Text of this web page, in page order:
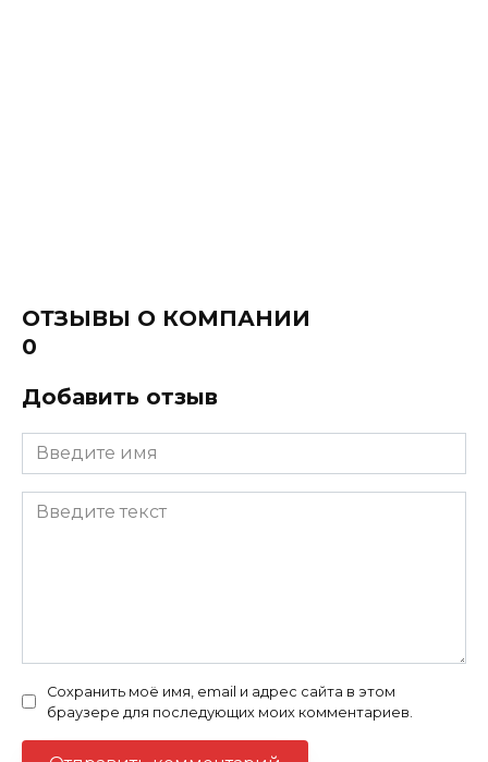
ОТЗЫВЫ О КОМПАНИИ
0
Добавить отзыв
Сохранить моё имя, email и адрес сайта в этом
браузере для последующих моих комментариев.